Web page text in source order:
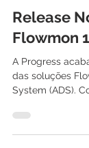
2 de fev. de
Release
Flowmon
A Progress
System (ADS).